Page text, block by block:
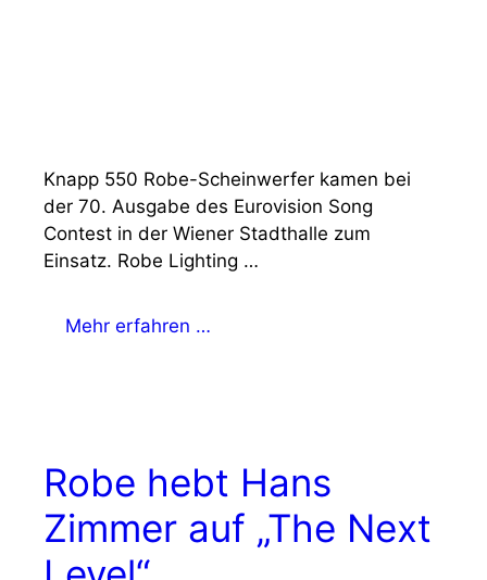
Knapp 550 Robe-Scheinwerfer kamen bei
der 70. Ausgabe des Eurovision Song
Contest in der Wiener Stadthalle zum
Einsatz. Robe Lighting …
Mehr erfahren …
Robe hebt Hans
Zimmer auf „The Next